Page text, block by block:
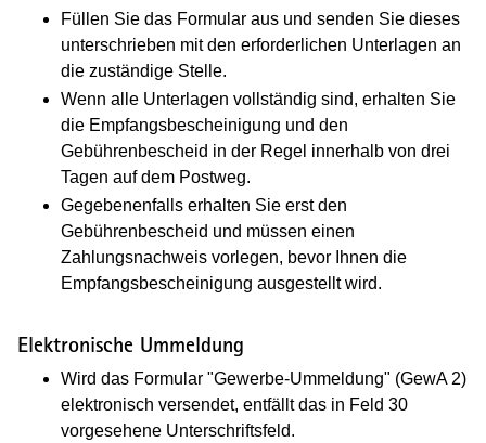
Füllen Sie das Formular aus und senden Sie dieses
unterschrieben mit den erforderlichen Unterlagen an
die zuständige Stelle.
Wenn alle Unterlagen vollständig sind, erhalten Sie
die Empfangsbescheinigung und den
Gebührenbescheid in der Regel innerhalb von drei
Tagen auf dem Postweg.
Gegebenenfalls erhalten Sie erst den
Gebührenbescheid und müssen einen
Zahlungsnachweis vorlegen, bevor Ihnen die
Empfangsbescheinigung ausgestellt wird.
Elektronische Ummeldung
Wird das Formular "Gewerbe-Ummeldung" (GewA 2)
elektronisch versendet, entfällt das in Feld 30
vorgesehene Unterschriftsfeld.